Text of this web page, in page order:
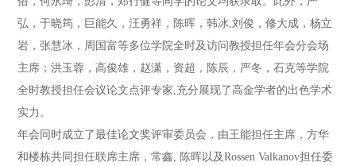
弘，于晓筠，巨能久，汪勇祥，陈晖，韩冰,刘俊，修大成，杨立
岩，张慧冰，周国富等多位学院全时及访问教授担任年会分会场
主席；洪玉蓉，高俊雄，赵潇，资超，陈辰，严冬，石克等学院
全时教授担任会议论文点评专家,充分展现了高金学者的出色学术
实力。
年会同时成立了最佳论文奖评审委员会，由王能担任主席，方华
和楼栋共同担任联席主席，常鑫, 陈晖以及Rossen Valkanov担任委